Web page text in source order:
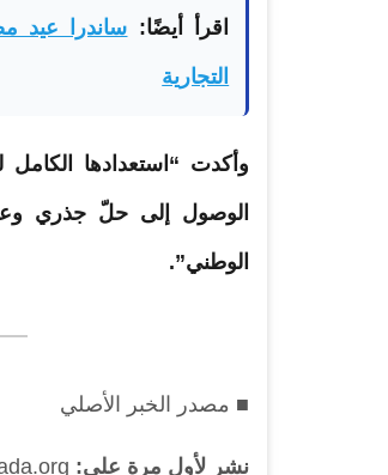
اقرأ أيضًا: ساندرا عيد
التجارية
وأكدت “استعدادها
الوصول إلى حلّ جذري
الوطني”.
■ مصدر الخبر الأصلي
نشر لأول مرة على: